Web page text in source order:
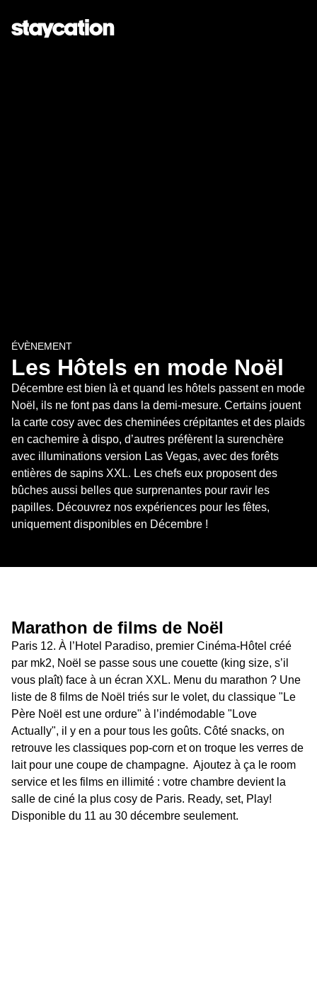
ÉVÈNEMENT
Les Hôtels en mode Noël
Décembre est bien là et quand les hôtels passent en mode
Noël, ils ne font pas dans la demi-mesure. Certains jouent
la carte cosy avec des cheminées crépitantes et des plaids
en cachemire à dispo, d’autres préfèrent la surenchère
avec illuminations version Las Vegas, avec des forêts
entières de sapins XXL. Les chefs eux proposent des
bûches aussi belles que surprenantes pour ravir les
papilles. Découvrez nos expériences pour les fêtes,
uniquement disponibles en Décembre !
Marathon de films de Noël
Paris 12. À l’Hotel Paradiso, premier Cinéma-Hôtel créé
par mk2, Noël se passe sous une couette (king size, s’il
vous plaît) face à un écran XXL. Menu du marathon ? Une
liste de 8 films de Noël triés sur le volet, du classique "Le
Père Noël est une ordure" à l’indémodable "Love
Actually", il y en a pour tous les goûts. Côté snacks, on
retrouve les classiques pop-corn et on troque les verres de
lait pour une coupe de champagne.  Ajoutez à ça le room
service et les films en illimité : votre chambre devient la
salle de ciné la plus cosy de Paris. Ready, set, Play!
Disponible du 11 au 30 décembre seulement.